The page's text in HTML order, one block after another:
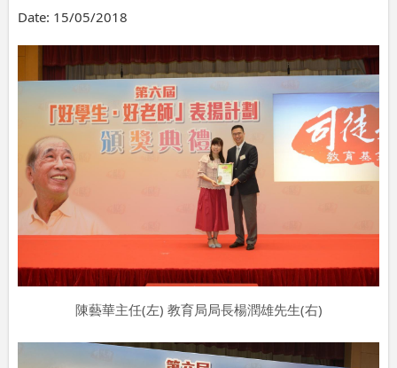
Date: 15/05/2018
陳藝華主任(左) 教育局局長楊潤雄先生(右)